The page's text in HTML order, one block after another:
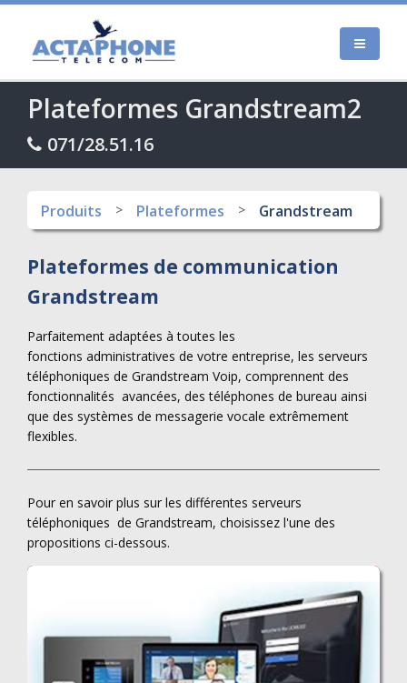
Plateformes Grandstream2
071/28.51.16
Produits Plateformes Grandstream
Plateformes de communication
Grandstream
Parfaitement adaptées à toutes les
fonctions administratives de votre entreprise, les serveurs
téléphoniques de Grandstream Voip, comprennent des
fonctionnalités avancées, des téléphones de bureau ainsi
que des systèmes de messagerie vocale extrêmement
flexibles.
Pour en savoir plus sur les différentes serveurs
téléphoniques de Grandstream, choisissez l'une des
propositions ci-dessous.